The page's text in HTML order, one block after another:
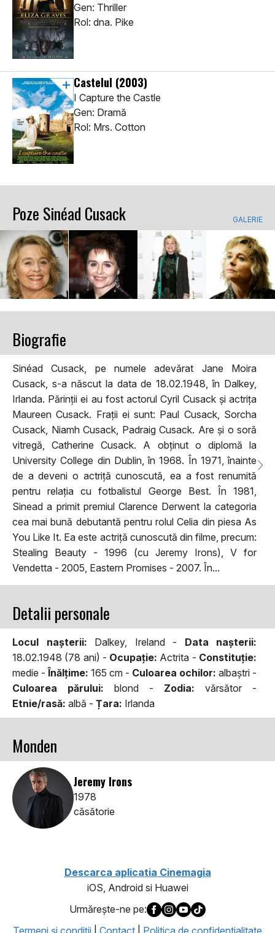
Gen: Thriller
Rol: dna. Pike
Castelul (2003)
I Capture the Castle
Gen: Dramă
Rol: Mrs. Cotton
Poze Sinéad Cusack GALERIE
Biografie
Sinéad Cusack, pe numele adevărat Jane Moira
Cusack, s-a născut la data de 18.02.1948, în Dalkey,
Irlanda. Părinții ei au fost actorul Cyril Cusack și actrița
Maureen Cusack. Frații ei sunt: Paul Cusack, Sorcha
Cusack, Niamh Cusack, Padraig Cusack. Are și o soră
vitregă, Catherine Cusack. A obținut o diplomă la
University College din Dublin, în 1968. În 1971, înainte
de a deveni o actriță cunoscută, ea a fost renumită
pentru relația cu fotbalistul George Best. În 1981,
Sinead a primit premiul Clarence Derwent la categoria
cea mai bună debutantă pentru rolul Celia din piesa As
You Like It. Ea este actriță cunoscută din filme, precum:
Stealing Beauty - 1996 (cu Jeremy Irons), V for
Vendetta - 2005, Eastern Promises - 2007. În...
Detalii personale
Locul naşterii: Dalkey, Ireland - Data naşterii:
18.02.1948 (78 ani) - Ocupaţie: Actrita - Constituţie:
medie -Înălţime: 165 cm - Culoarea ochilor: albaştri -
Culoarea părului: blond - Zodia: vărsător -
Etnie/rasă: albă - Țara: Irlanda
Monden
Jeremy Irons
1978
căsătorie
Descarca aplicatia Cinemagia
iOS, Android si Huawei
Urmăreşte-ne pe: